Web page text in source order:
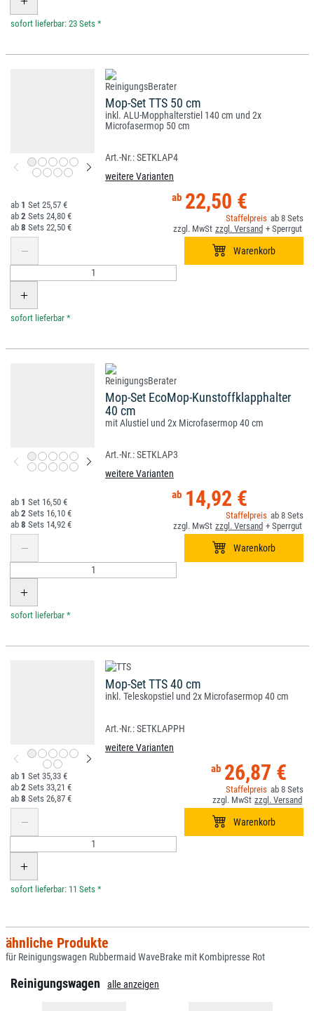
*
Mop-Set TTS 50 cm
inkl. ALU-Mopphalterstiel 140 cm und 2x
Microfasermop 50 cm
SETKLAP4
weitere Varianten
22,50 €
8
1
25,57 €
2
24,80 €
8
22,50 €
*
Mop-Set EcoMop-Kunstoffklapphalter
40 cm
mit Alustiel und 2x Microfasermop 40 cm
SETKLAP3
weitere Varianten
14,92 €
8
1
16,50 €
2
16,10 €
8
14,92 €
*
Mop-Set TTS 40 cm
inkl. Teleskopstiel und 2x Microfasermop 40 cm
SETKLAPPH
weitere Varianten
26,87 €
8
1
35,33 €
2
33,21 €
8
26,87 €
*
ähnliche Produkte
für Reinigungswagen Rubbermaid WaveBrake mit Kombipresse Rot
Reinigungswagen alle anzeigen